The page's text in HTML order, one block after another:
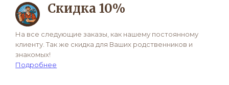
Скидка 10%
На все следующие заказы, как нашему постоянному
клиенту. Так же скидка для Ваших родственников и
знакомых!
Подробнее